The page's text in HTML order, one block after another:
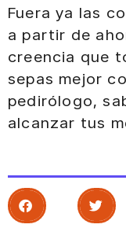
Fuera ya las
a partir de
creencia que
sepas mejor
pedirólogo,
alcanzar tus